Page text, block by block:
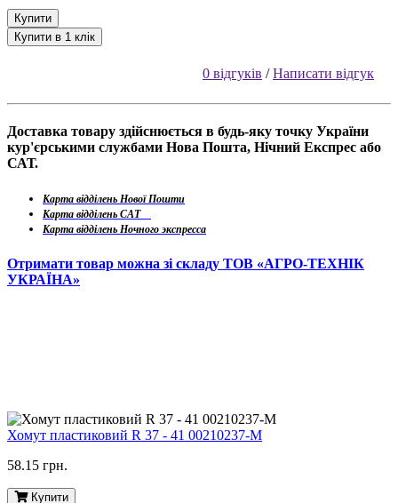
Купити
Купити в 1 клік
0 відгуків /Написати відгук
Доставка товару здійснюється в будь-яку точку України
кур'єрськими службами Нова Пошта, Нічний Експрес або
САТ.
Карта відділень Нової Пошти
Карта відділень САТ
Карта відділень Ночного экспресса
Отримати товар можна зі складу ТОВ «АГРО-ТЕХНІК
УКРАЇНА»
Хомут пластиковий R 37 - 41 00210237-M
58.15 грн.
Купити